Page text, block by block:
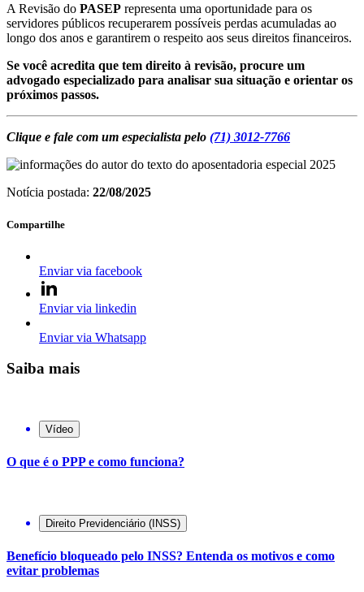
A Revisão do PASEP representa uma oportunidade para os
servidores públicos recuperarem possíveis perdas acumuladas ao
longo dos anos e garantirem o respeito aos seus direitos financeiros.
Se você acredita que tem direito à revisão, procure um
advogado especializado para analisar sua situação e orientar os
próximos passos.
Clique e fale com um especialista pelo (71) 3012-7766
Notícia postada: 22/08/2025
Compartilhe
Enviar via facebook
Enviar via linkedin
Enviar via Whatsapp
Saiba mais
Vídeo
O que é o PPP e como funciona?
Direito Previdenciário (INSS)
Benefício bloqueado pelo INSS? Entenda os motivos e como
evitar problemas